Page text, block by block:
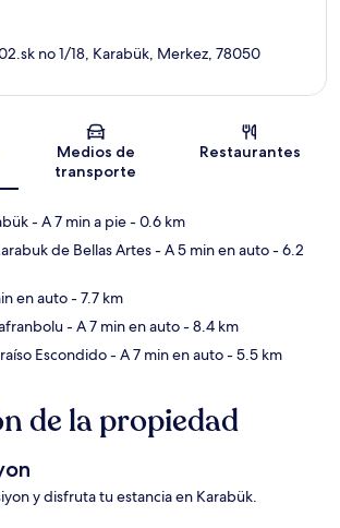
Sección del mapa
no 1/18, Karabük, Merkez, 78050
Medios de
transporte
Restaurantes
- A 7 min a pie- 0.6 km
de Bellas Artes- A 5 min en auto- 6.2
en auto- 7.7 km
- A 7 min en auto- 8.4 km
Escondido- A 7 min en auto- 5.5 km
de la propiedad
y disfruta tu estancia en Karabük.